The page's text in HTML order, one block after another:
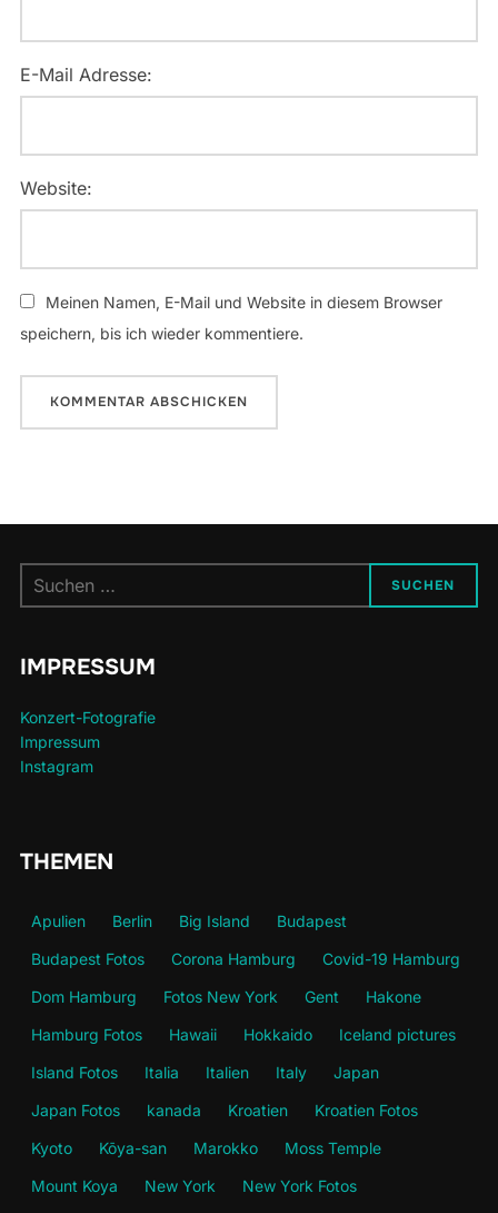
E-Mail Adresse:
Website:
Meinen Namen, E-Mail und Website in diesem Browser
speichern, bis ich wieder kommentiere.
nach:
SUCHEN
IMPRESSUM
Konzert-Fotografie
Impressum
Instagram
THEMEN
Apulien Berlin Big Island
Budapest
Budapest Fotos
Corona Hamburg
Covid-19 Hamburg
Dom Hamburg
Fotos New York Gent
Hakone
Hamburg Fotos
Hawaii Hokkaido
Iceland pictures
Island Fotos
Italia Italien Italy
Japan
Japan Fotos
kanada Kroatien
Kroatien Fotos
Kyoto
Kōya-san Marokko
Moss Temple
Mount Koya
New York New York Fotos